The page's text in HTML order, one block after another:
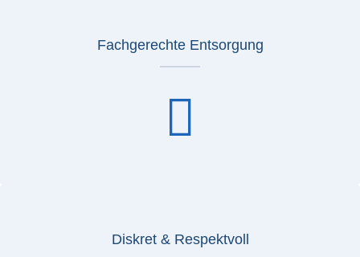
Fachgerechte Entsorgung
Diskret & Respektvoll